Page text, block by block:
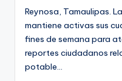
Reynosa, Tamaulipas.
mantiene activas sus
fines de semana para
reportes ciudadanos
potable…